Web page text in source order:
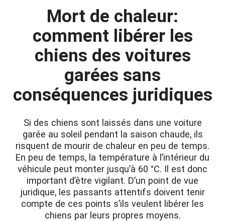
Mort de chaleur:
comment libérer les
chiens des voitures
garées sans
conséquences juridiques
Si des chiens sont laissés dans une voiture
garée au soleil pendant la saison chaude, ils
risquent de mourir de chaleur en peu de temps.
En peu de temps, la température à l’intérieur du
véhicule peut monter jusqu’à 60 °C. Il est donc
important d’être vigilant. D’un point de vue
juridique, les passants attentifs doivent tenir
compte de ces points s’ils veulent libérer les
chiens par leurs propres moyens.